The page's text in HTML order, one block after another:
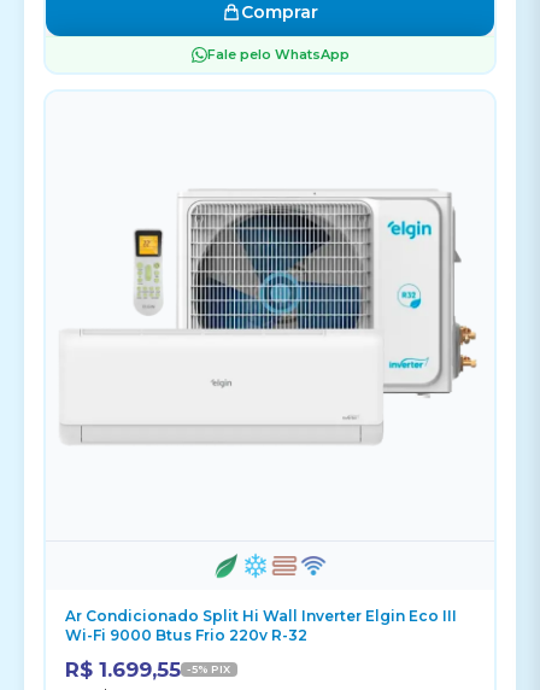
Comprar
Fale pelo WhatsApp
Ar Condicionado Split Hi Wall Inverter Elgin Eco III
Wi-Fi 9000 Btus Frio 220v R-32
R$ 1.699,55 -5% PIX